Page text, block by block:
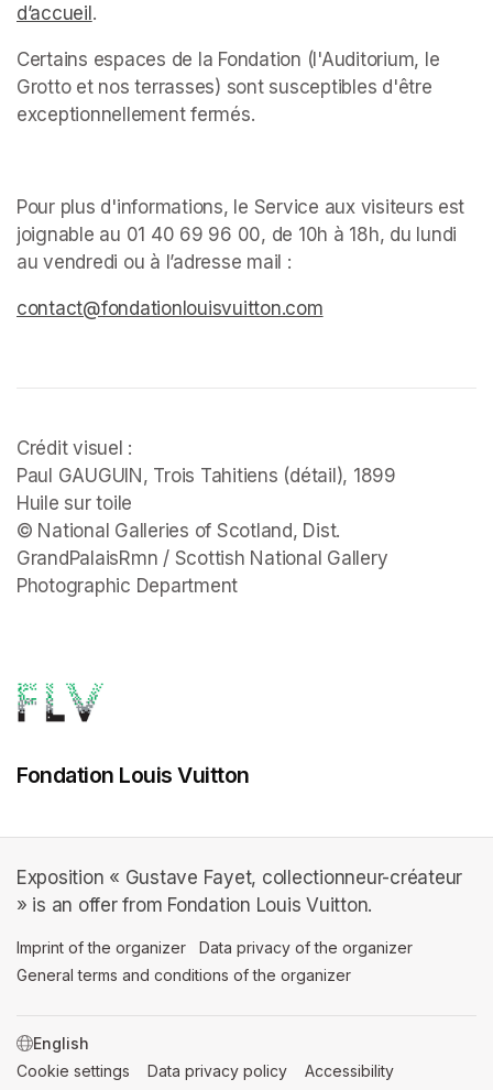
d’accueil(opens in a new tab)
.
Certains espaces de la Fondation (l'Auditorium, le
Grotto et nos terrasses) sont susceptibles d'être
exceptionnellement fermés. ﻿
Pour plus d'informations, le Service aux visiteurs est
joignable au 01 40 69 96 00, de 10h à 18h, du lundi
au vendredi ou à l’adresse mail :
(opens in a new tab)
(opens in a new tab)
contact@fondationlouisvuitton.com
Crédit visuel :
Paul GAUGUIN, Trois Tahitiens (détail), 1899
Huile sur toile
© National Galleries of Scotland, Dist.
GrandPalaisRmn / Scottish National Gallery
Photographic Department
Fondation Louis Vuitton
Exposition « Gustave Fayet, collectionneur-créateur
» is an offer from Fondation Louis Vuitton.
Imprint of the organizer (opens in a new tab)
Data privacy of the organizer
General terms and conditions of the organizer
SWITCH LANGUAGE
Cookie settings (opens in a new tab)
Data privacy policy (opens in a new tab)
Accessibility